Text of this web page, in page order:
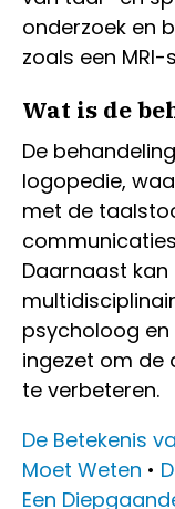
onderzoek en
zoals een MRI-
Wat is de
De
logopedie,
met de
Daarnaast
psycholoog
ingezet om de
te verbeteren.
De Betekenis
Moet Weten •
Een